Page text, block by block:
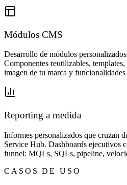
Módulos CMS
Desarrollo de módulos
Componentes reutilizables,
imagen de tu marca y funcionalidades
Reporting a medida
Informes personalizados que cruzan
Service Hub. Dashboards ejecutivos
funnel: MQLs, SQLs, pipeline,
CASOS DE USO